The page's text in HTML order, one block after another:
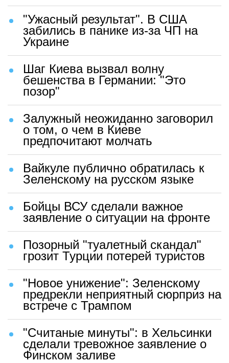
"Ужасный результат". В США
забились в панике из-за ЧП на
Украине
Шаг Киева вызвал волну
бешенства в Германии: "Это
позор"
Залужный неожиданно заговорил
о том, о чем в Киеве
предпочитают молчать
Вайкуле публично обратилась к
Зеленскому на русском языке
Бойцы ВСУ сделали важное
заявление о ситуации на фронте
Позорный "туалетный скандал"
грозит Турции потерей туристов
"Новое унижение": Зеленскому
предрекли неприятный сюрприз на
встрече с Трампом
"Считаные минуты": в Хельсинки
сделали тревожное заявление о
Финском заливе